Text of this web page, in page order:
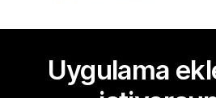
Uygulama